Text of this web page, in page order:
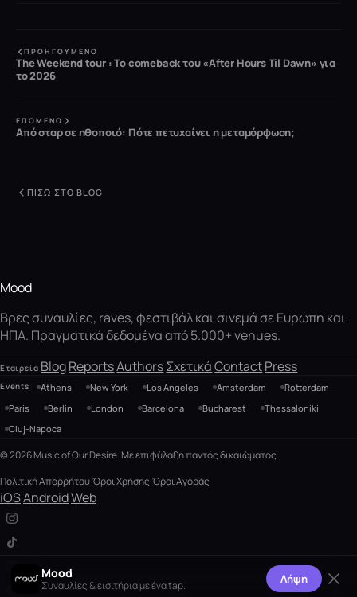
ΠΡΟΗΓΟΎΜΕΝΟ
The Weekend tour : Το comeback του «After Hours Til Dawn» για
το 2026
ΕΠΌΜΕΝΟ
Από σταρ σε ηθοποιό: Πότε πετυχαίνει η μεταμόρφωση;
ΠΊΣΩ ΣΤΟ BLOG
Mood
Βρες συναυλίες, raves, φεστιβάλ και σινεμά σε Ευρώπη και
ΗΠΑ. Πραγματικά δεδομένα από 5.000+ venues.
Εταιρεία BlogReportsAuthorsΣχετικά ContactPress
Events Athens New York Los Angeles Amsterdam
Rotterdam
Paris
Berlin London Barcelona Bucharest
Thessaloniki
Cluj-Napoca
© 2026 Music of Our Desire. Με επιφύλαξη παντός δικαιώματος.
Πολιτική ΑπορρήτουΌροι Χρήσης Όροι Αγοράς
iOSAndroidWeb
Mood
Συναυλίες & εισιτήρια με ένα tap. Λήψη